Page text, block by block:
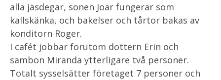
alla jäsdegar, sonen Joar fungerar som
kallskänka, och bakelser och tårtor bakas av
konditorn Roger.
I cafét jobbar förutom dottern Erin och
sambon Miranda ytterligare två personer.
Totalt sysselsätter företaget 7 personer och